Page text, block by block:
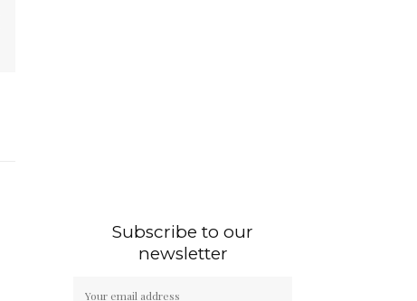
Subscribe to our
newsletter